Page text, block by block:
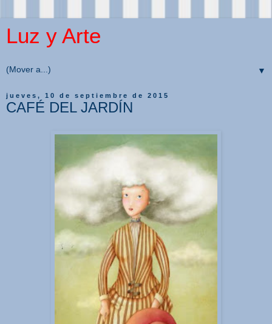
Luz y Arte
▼
jueves, 10 de septiembre de 2015
CAFÉ DEL JARDÍN